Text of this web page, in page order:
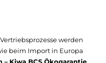
werden
beim Import in Europa